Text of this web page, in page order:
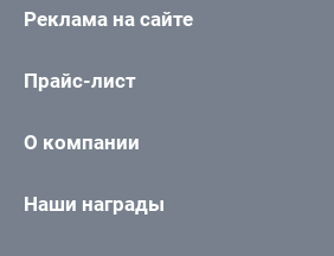
Реклама на сайте
Прайс-лист
О компании
Наши награды